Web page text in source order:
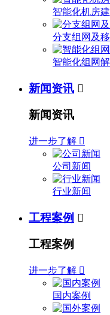
智能化机房
分支组网及
智能化组网
新闻资讯 
新闻资讯
进一步了解 
公司新闻
行业新闻
工程案例 
工程案例
进一步了解 
国内案例